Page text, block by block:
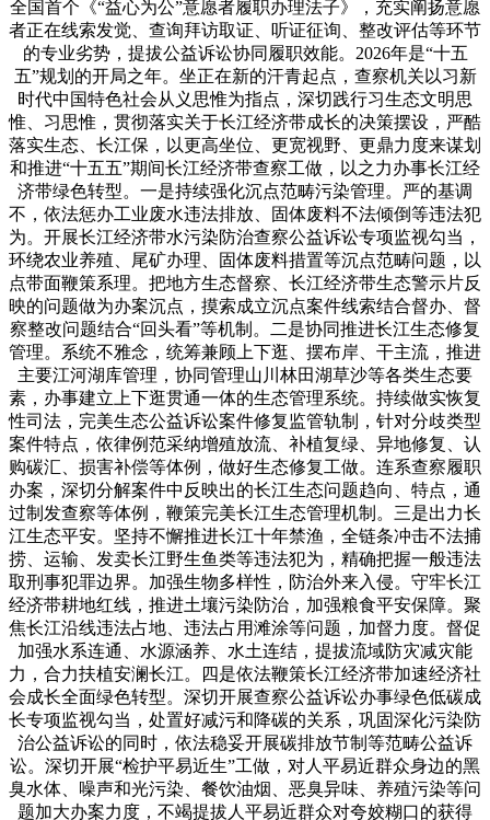
全国首个《“益心为公”意愿者履职办理法子》，充实阐扬意愿
者正在线索发觉、查询拜访取证、听证征询、整改评估等环节
的专业劣势，提拔公益诉讼协同履职效能。2026年是“十五
五”规划的开局之年。坐正在新的汗青起点，查察机关以习新
时代中国特色社会从义思惟为指点，深切践行习生态文明思
惟、习思惟，贯彻落实关于长江经济带成长的决策摆设，严酷
落实生态、长江保，以更高坐位、更宽视野、更鼎力度来谋划
和推进“十五五”期间长江经济带查察工做，以之力办事长江经
济带绿色转型。一是持续强化沉点范畴污染管理。严的基调
不，依法惩办工业废水违法排放、固体废料不法倾倒等违法犯
为。开展长江经济带水污染防治查察公益诉讼专项监视勾当，
环绕农业养殖、尾矿办理、固体废料措置等沉点范畴问题，以
点带面鞭策系理。把地方生态督察、长江经济带生态警示片反
映的问题做为办案沉点，摸索成立沉点案件线索结合督办、督
察整改问题结合“回头看”等机制。二是协同推进长江生态修复
管理。系统不雅念，统筹兼顾上下逛、摆布岸、干主流，推进
主要江河湖库管理，协同管理山川林田湖草沙等各类生态要
素，办事建立上下逛贯通一体的生态管理系统。持续做实恢复
性司法，完美生态公益诉讼案件修复监管轨制，针对分歧类型
案件特点，依律例范采纳增殖放流、补植复绿、异地修复、认
购碳汇、损害补偿等体例，做好生态修复工做。连系查察履职
办案，深切分解案件中反映出的长江生态问题趋向、特点，通
过制发查察等体例，鞭策完美长江生态管理机制。三是出力长
江生态平安。坚持不懈推进长江十年禁渔，全链条冲击不法捕
捞、运输、发卖长江野生鱼类等违法犯为，精确把握一般违法
取刑事犯罪边界。加强生物多样性，防治外来入侵。守牢长江
经济带耕地红线，推进土壤污染防治，加强粮食平安保障。聚
焦长江沿线违法占地、违法占用滩涂等问题，加督力度。督促
加强水系连通、水源涵养、水土连结，提拔流域防灾减灾能
力，合力扶植安澜长江。四是依法鞭策长江经济带加速经济社
会成长全面绿色转型。深切开展查察公益诉讼办事绿色低碳成
长专项监视勾当，处置好减污和降碳的关系，巩固深化污染防
治公益诉讼的同时，依法稳妥开展碳排放节制等范畴公益诉
讼。深切开展“检护平易近生”工做，对人平易近群众身边的黑
臭水体、噪声和光污染、餐饮油烟、恶臭异味、养殖污染等问
题加大办案力度，不竭提拔人平易近群众对夸姣糊口的获得